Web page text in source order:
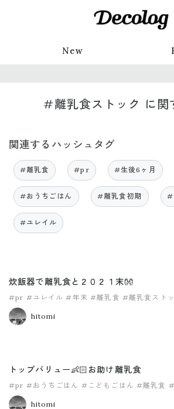
New
#離乳食ストック に関
関連するハッシュタグ
#離乳食 #pr #生後6ヶ月
#おうちごはん #離乳食初期 #
#ユレイル
炊飯器で離乳食と２０２１末👐
#pr #ユレイル #年末 #離乳食 #離乳食スト
hitomi
トップバリュー👶🏻お助け離乳食
#pr #おうちごはん #こどもごはん #離乳食
hitomi